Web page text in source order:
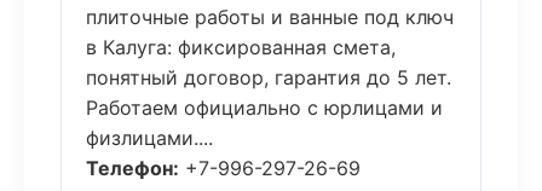
плиточные работы и ванные под ключ
в Калуга: фиксированная смета,
понятный договор, гарантия до 5 лет.
Работаем официально с юрлицами и
физлицами....
Телефон: +7-996-297-26-69